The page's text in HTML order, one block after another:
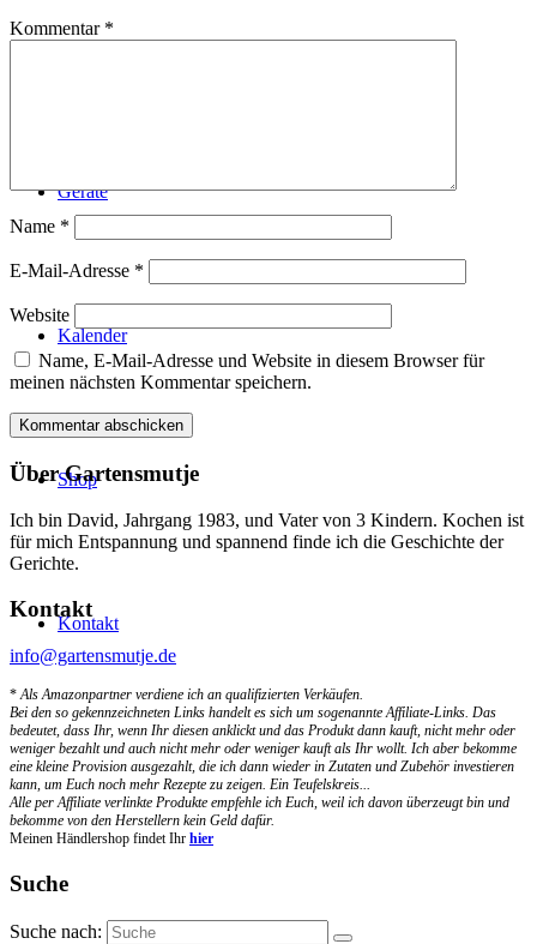
Technik
Geräte
Kalender
Shop
Kontakt
Kommentar *
Name *
E-Mail-Adresse *
Website
Name, E-Mail-Adresse und Website in diesem Browser für
meinen nächsten Kommentar speichern.
Über Gartensmutje
Ich bin David, Jahrgang 1983, und Vater von 3 Kindern. Kochen ist
für mich Entspannung und spannend finde ich die Geschichte der
Gerichte.
Kontakt
info@gartensmutje.de
*Als Amazonpartner verdiene ich an qualifizierten Verkäufen.
Bei den so gekennzeichneten Links handelt es sich um sogenannte Affiliate-Links. Das
bedeutet, dass Ihr, wenn Ihr diesen anklickt und das Produkt dann kauft, nicht mehr oder
weniger bezahlt und auch nicht mehr oder weniger kauft als Ihr wollt. Ich aber bekomme
eine kleine Provision ausgezahlt, die ich dann wieder in Zutaten und Zubehör investieren
kann, um Euch noch mehr Rezepte zu zeigen. Ein Teufelskreis...
Alle per Affiliate verlinkte Produkte empfehle ich Euch, weil ich davon überzeugt bin und
bekomme von den Herstellern kein Geld dafür.
Meinen Händlershop findet Ihr hier
Suche
Suche nach: